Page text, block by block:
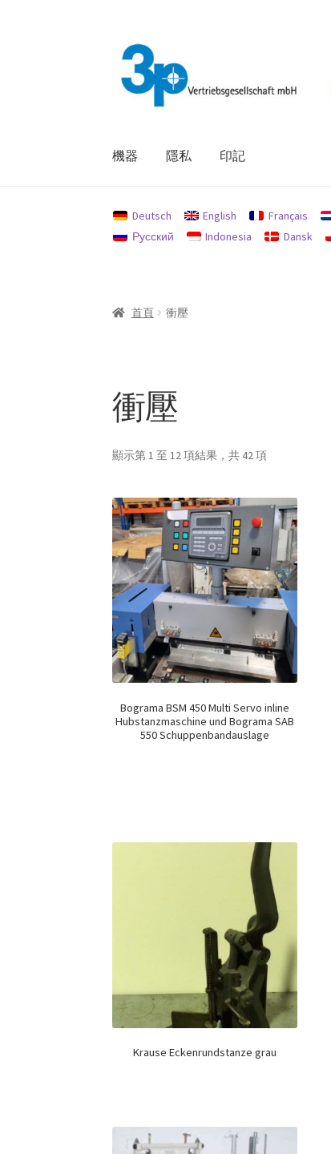
至
導
覽
至
主
要
機器 隱私 印記
Deutsch English Français
Русский
Indonesia Dansk
首頁 衝壓
衝壓
顯示第 1 至 12 項結果，共 42 項
Bograma BSM 450 Multi Servo inline
Hubstanzmaschine und Bograma SAB
550 Schuppenbandauslage
Krause Eckenrundstanze grau